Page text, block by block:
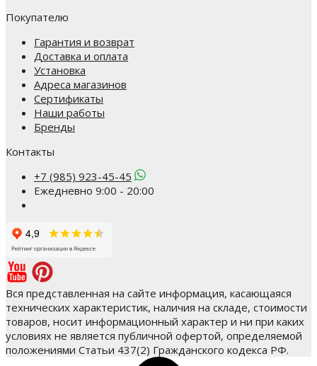
Покупателю
Гарантия и возврат
Доставка и оплата
Установка
Адреса магазинов
Сертификаты
Наши работы
Бренды
Контакты
+7 (985) 923-45-45
Ежедневно 9:00 - 20:00
Вся представленная на сайте информация, касающаяся
технических характеристик, наличия на складе, стоимости
товаров, носит информационный характер и ни при каких
условиях не является публичной офертой, определяемой
положениями Статьи 437(2) Гражданского кодекса РФ.